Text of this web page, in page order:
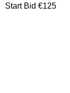
Start Bid €125